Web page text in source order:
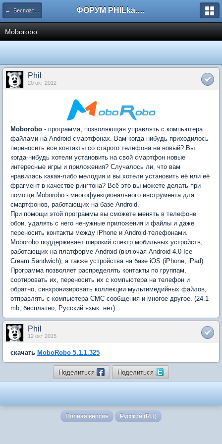
← Бесплатные программы ФОРУМ PHILka.RU
Moborobo
Phil
20 окт 2012
Moborobo - программа, позволяющая управлять с компьютера
файлами на Android-смартфонах. Вам когда-нибудь приходилось
переносить все контакты со старого телефона на новый? Вы
когда-нибудь хотели установить на свой смартфон новые
интересные игры и приложения? Случалось ли, что вам
нравилась какая-либо мелодия и вы хотели установить её или её
фрагмент в качестве рингтона? Всё это вы можете делать при
помощи Moborobo - многофункционального инструмента для
смартфонов, работающих на базе Android.
При помощи этой программы вы сможете менять в телефоне
обои, удалять с него ненужные приложения и файлы и даже
переносить контакты между iPhone и Android-телефонами.
Moborobo поддерживает широкий спектр мобильных устройств,
работающих на платформе Android (включая Android 4.0 Ice
Cream Sandwich), а также устройства на базе iOS (iPhone, iPad).
Программа позволяет распределять контакты по группам,
сортировать их, переносить их с компьютера на телефон и
обратно, синхронизировать коллекции мультимедийных файлов,
отправлять с компьютера СМС сообщения и многое другое. (24.1
mb, бесплатно, Русский язык: нет)
Phil
12 окт 2015
скачать MoboRobo 5.1.1.325
Поделиться Поделиться
Полная версия Русский (RU)